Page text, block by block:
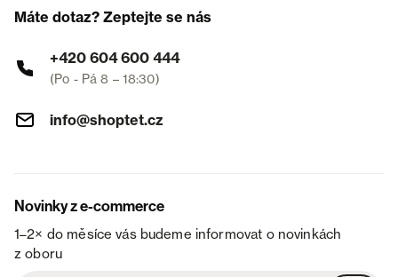
Máte dotaz? Zeptejte se nás
+420 604 600 444
(Po - Pá 8 – 18:30)
info@shoptet.cz
Novinky z e-commerce
1–2× do měsíce vás budeme informovat o novinkách
z oboru